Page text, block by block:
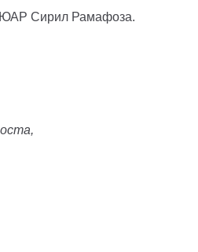
ЮАР Сирил Рамафоза.